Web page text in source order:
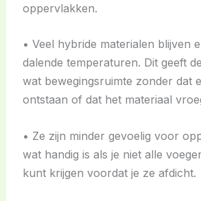
oppervlakken.
• Veel hybride materialen blijven
dalende temperaturen. Dit geeft
wat bewegingsruimte zonder dat
ontstaan of dat het materiaal
• Ze zijn minder gevoelig voor
wat handig is als je niet alle
kunt krijgen voordat je ze afdicht.